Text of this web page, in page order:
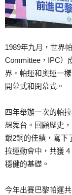
1989年九月，世界
Committee，IPC）
界。帕運和奧運一
開幕式和閉幕式。
四年舉辦一次的帕
想舞台。回顧歷史
銀2銅的佳績，寫下
拉運動會中，共獲
穩健的基礎。
今年出賽巴黎帕運共